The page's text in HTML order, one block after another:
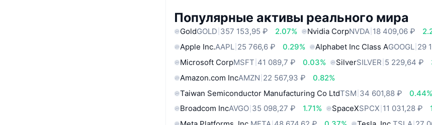
Популярные активы реального мира
GoldGOLD 357 153,95 ₽ 2.07% Nvidia CorpNVDA 18 409,06 ₽
Apple Inc.AAPL 25 766,6 ₽ 0.29% Alphabet Inc Class AGOOGL 29
Microsoft CorpMSFT 41 089,7 ₽ 0.03% SilverSILVER 5 229,64 ₽
Amazon.com IncAMZN 22 567,93 ₽
0.82%
Taiwan Semiconductor Manufacturing Co LtdTSM 34 601,88 ₽
0.44%
Broadcom IncAVGO 35 098,27 ₽ 1.71% SpaceXSPCX 11 031,28 ₽